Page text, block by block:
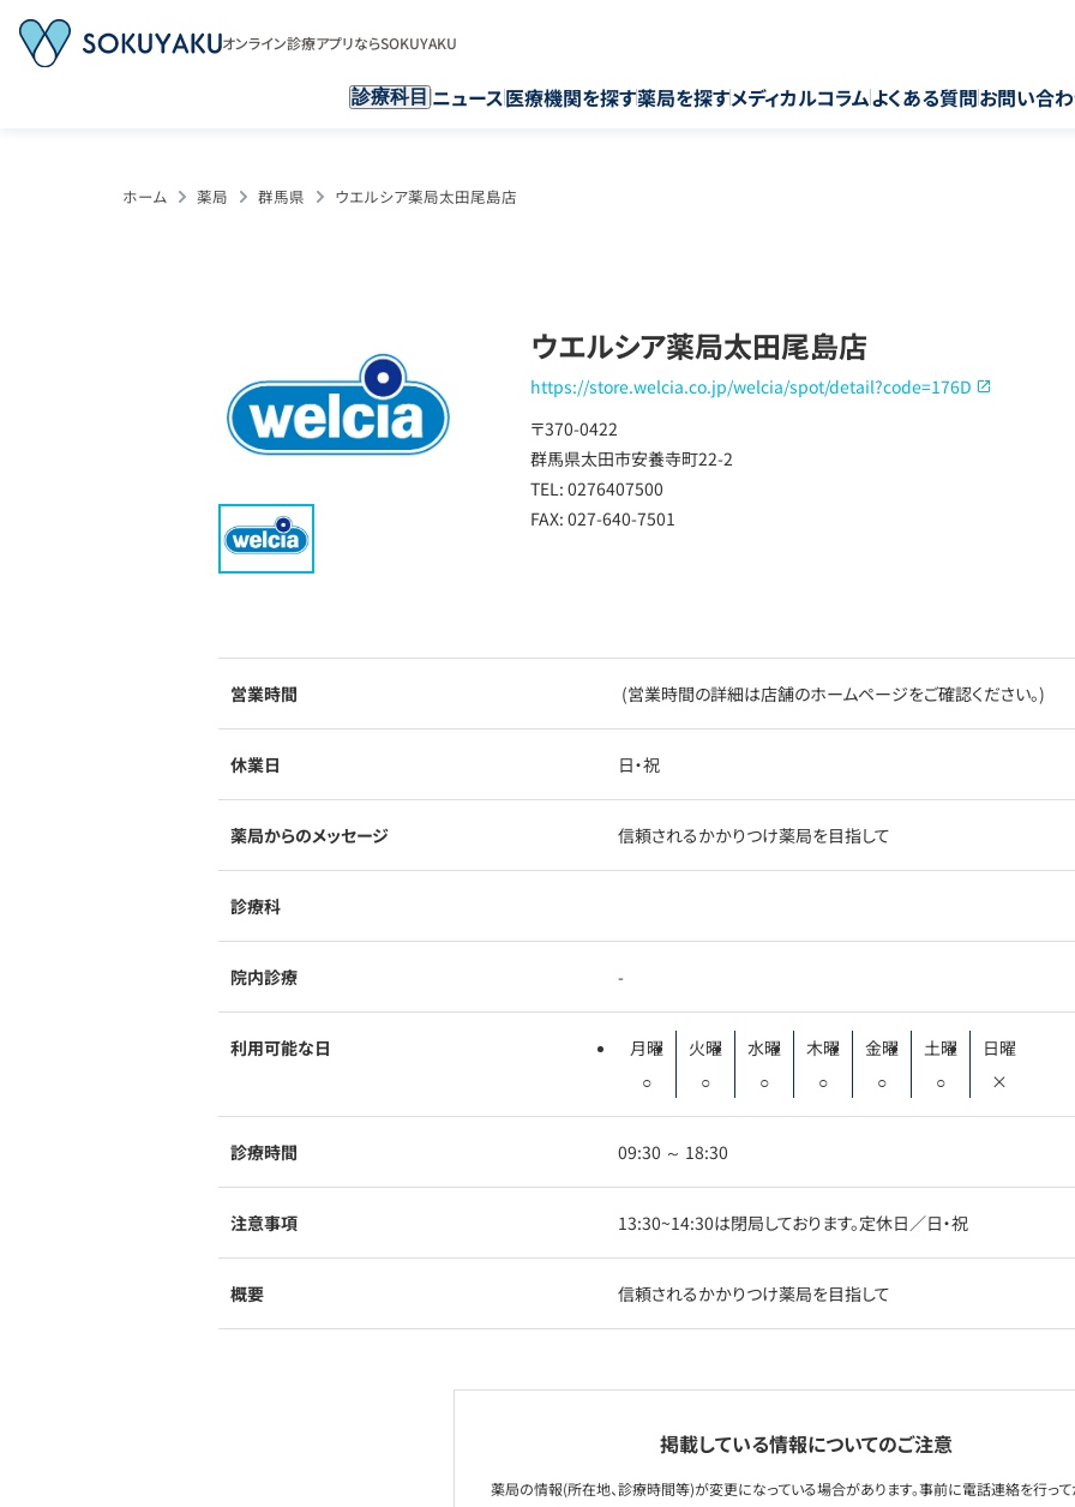
オンライン診療アプリならSOKUYAKU
診療科目 ニュース医療機関を探す薬局を探すメディカルコラムよくある質問お問い合
ホーム 薬局 群馬県 ウエルシア薬局太田尾島店
ウエルシア薬局太田尾島店
https://store.welcia.co.jp/welcia/spot/detail?code=176D
〒370-0422
群馬県太田市安養寺町22-2
TEL: 0276407500
FAX: 027-640-7501
営業時間 (営業時間の詳細は店舗のホームページをご確認ください。)
休業日 日・祝
薬局からのメッセージ 信頼されるかかりつけ薬局を目指して
診療科
院内診療 -
利用可能な日
月曜
○
火曜
○
水曜
○
木曜
○
金曜
○
土曜
○
日曜
×
診療時間 09:30 ～ 18:30
注意事項 13:30~14:30は閉局しております。定休日／日・祝
概要 信頼されるかかりつけ薬局を目指して
掲載している情報についてのご注意
薬局の情報(所在地、診療時間等)が変更になっている場合があります。事前に電話連絡を行っ